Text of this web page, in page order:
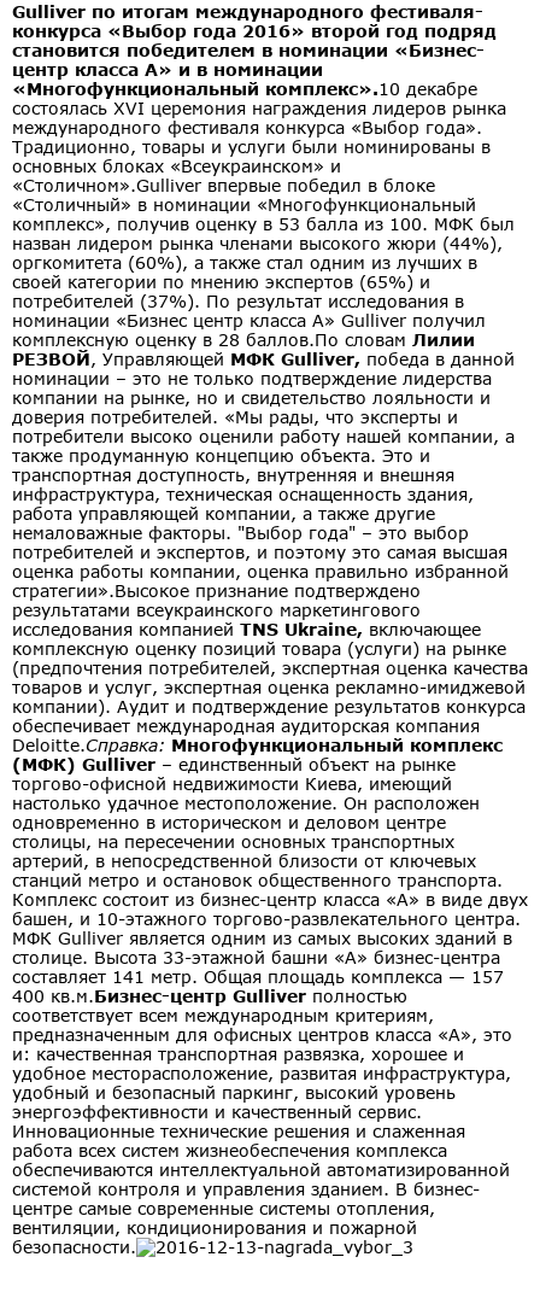
Gulliver по итогам международного фестиваля-
конкурса «Выбор года 2016» второй год подряд
становится победителем в номинации «Бизнес-
центр класса А» и в номинации
«Многофункциональный комплекс».10 декабре
состоялась XVI церемония награждения лидеров рынка
международного фестиваля конкурса «Выбор года».
Традиционно, товары и услуги были номинированы в
основных блоках «Всеукраинском» и
«Столичном».Gulliver впервые победил в блоке
«Столичный» в номинации «Многофункциональный
комплекс», получив оценку в 53 балла из 100. МФК был
назван лидером рынка членами высокого жюри (44%),
оргкомитета (60%), а также стал одним из лучших в
своей категории по мнению экспертов (65%) и
потребителей (37%). По результат исследования в
номинации «Бизнес центр класса А» Gulliver получил
комплексную оценку в 28 баллов.По словам Лилии
РЕЗВОЙ, Управляющей МФК Gulliver, победа в данной
номинации – это не только подтверждение лидерства
компании на рынке, но и свидетельство лояльности и
доверия потребителей. «Мы рады, что эксперты и
потребители высоко оценили работу нашей компании, а
также продуманную концепцию объекта. Это и
транспортная доступность, внутренняя и внешняя
инфраструктура, техническая оснащенность здания,
работа управляющей компании, а также другие
немаловажные факторы. "Выбор года" – это выбор
потребителей и экспертов, и поэтому это самая высшая
оценка работы компании, оценка правильно избранной
стратегии».Высокое признание подтверждено
результатами всеукраинского маркетингового
исследования компанией TNS Ukraine, включающее
комплексную оценку позиций товара (услуги) на рынке
(предпочтения потребителей, экспертная оценка качества
товаров и услуг, экспертная оценка рекламно-имиджевой
компании). Аудит и подтверждение результатов конкурса
обеспечивает международная аудиторская компания
Deloitte.Справка: Многофункциональный комплекс
(МФК) Gulliver – единственный объект на рынке
торгово-офисной недвижимости Киева, имеющий
настолько удачное местоположение. Он расположен
одновременно в историческом и деловом центре
столицы, на пересечении основных транспортных
артерий, в непосредственной близости от ключевых
станций метро и остановок общественного транспорта.
Комплекс состоит из бизнес-центр класса «А» в виде двух
башен, и 10-этажного торгово-развлекательного центра.
МФК Gulliver является одним из самых высоких зданий в
столице. Высота 33-этажной башни «А» бизнес-центра
составляет 141 метр. Общая площадь комплекса — 157
400 кв.м.Бизнес-центр Gulliver полностью
соответствует всем международным критериям,
предназначенным для офисных центров класса «А», это
и: качественная транспортная развязка, хорошее и
удобное месторасположение, развитая инфраструктура,
удобный и безопасный паркинг, высокий уровень
энергоэффективности и качественный сервис.
Инновационные технические решения и слаженная
работа всех систем жизнеобеспечения комплекса
обеспечиваются интеллектуальной автоматизированной
системой контроля и управления зданием. В бизнес-
центре самые современные системы отопления,
вентиляции, кондиционирования и пожарной
безопасности.